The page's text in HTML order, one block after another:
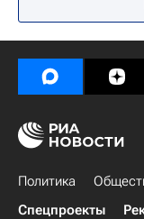
Политика
Спецпроекты